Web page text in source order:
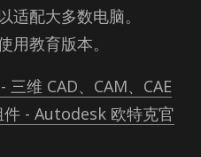
适配大多数电脑。
用教育版本。
维 CAD、CAM、CAE
件 - Autodesk 欧特克官